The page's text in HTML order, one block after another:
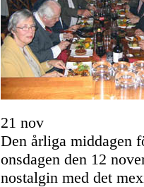
21 nov
Den årliga middagen
onsdagen den 12
nostalgin med det